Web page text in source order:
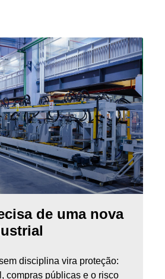
de uma nova
disciplina vira proteção:
compras públicas e o risco